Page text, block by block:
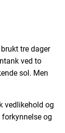
tre dager
ved to
sol. Men
vedlikehold og
og